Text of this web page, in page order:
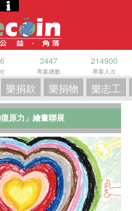
3447
專案總數
214900
專案人次
樂捐款 樂捐物 樂志工
復原力」繪畫聯展